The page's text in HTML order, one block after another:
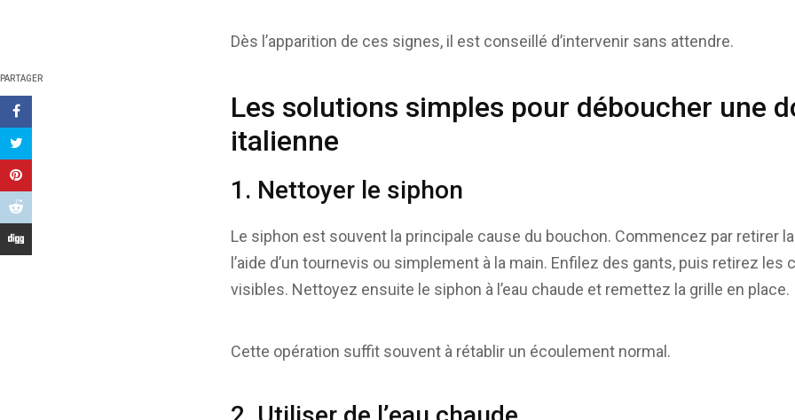
PARTAGER
Dès l’apparition de ces signes, il est conseillé d’intervenir sans attendre.
Les solutions simples pour déboucher une
italienne
1. Nettoyer le siphon
Le siphon est souvent la principale cause du bouchon. Commencez par retirer la
l’aide d’un tournevis ou simplement à la main. Enfilez des gants, puis retirez les
visibles. Nettoyez ensuite le siphon à l’eau chaude et remettez la grille en place.
Cette opération suffit souvent à rétablir un écoulement normal.